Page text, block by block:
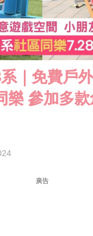
｜免費戶
樂 參加多
廣告